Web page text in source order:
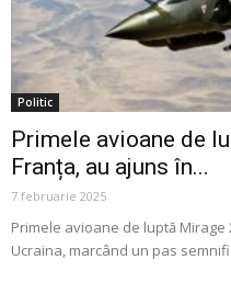
Politic
Primele avioane de
Franța, au ajuns în...
7 februarie 2025
Primele avioane de luptă
Ucraina, marcând un pas